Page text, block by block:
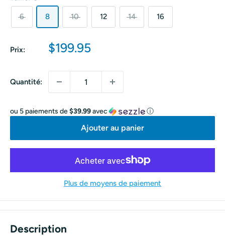
6 8 10 12 14 16
Prix:
Prix
$199.95
Quantité:
ou 5 paiements de$39.99avec ⓘ
Ajouter au panier
Plus de moyens de paiement
Description